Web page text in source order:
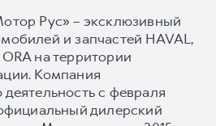
Рус» – эксклюзивный
и запчастей HAVAL,
на территории
Компания
с февраля
дилерский